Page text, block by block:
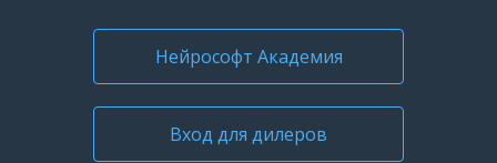
Нейрософт Академия
Вход для дилеров